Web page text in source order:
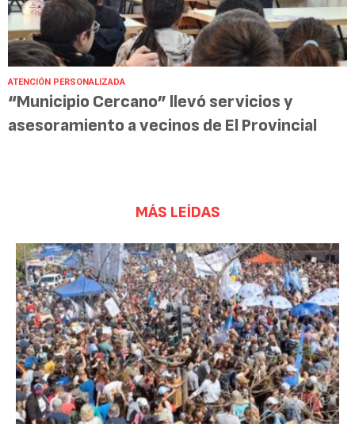
ATENCIÓN PERSONALIZADA
“Municipio Cercano” llevó servicios y
asesoramiento a vecinos de El Provincial
MÁS LEÍDAS